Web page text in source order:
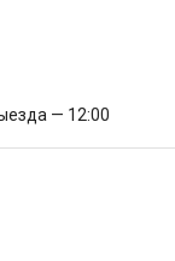
— 12:00